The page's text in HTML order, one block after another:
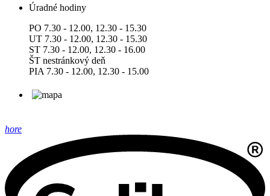
Úradné hodiny
PO 7.30 - 12.00, 12.30 - 15.30
UT 7.30 - 12.00, 12.30 - 15.30
ST 7.30 - 12.00, 12.30 - 16.00
ŠT nestránkový deň
PIA 7.30 - 12.00, 12.30 - 15.00
hore